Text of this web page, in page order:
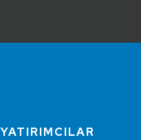
YATIRIMCILAR